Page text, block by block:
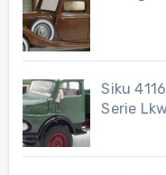
Siku
Serie